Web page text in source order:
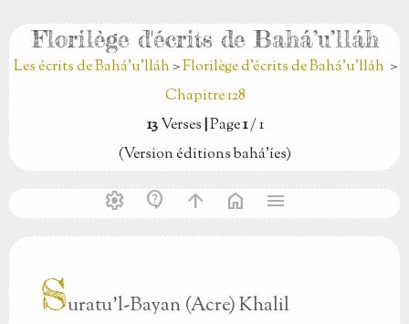
Florilège d'écrits de Bahá’u’lláh
Les écrits de Bahá’u’lláh>Florilège d'écrits de Bahá’u’lláh>
Chapitre 128
13Verses|Page1/ 1
(Version éditions bahá’íes)
settings contact_support arrow_upward home menu
Suratu'l-Bayan (Acre) Khalil